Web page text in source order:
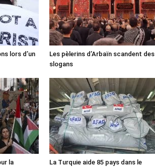
lors d’un
Les pèlerins d’Arbaïn scandent des
slogans
la
La Turquie aide 85 pays dans le